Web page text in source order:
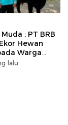
: PT BRB
Hewan
Warga
lalu